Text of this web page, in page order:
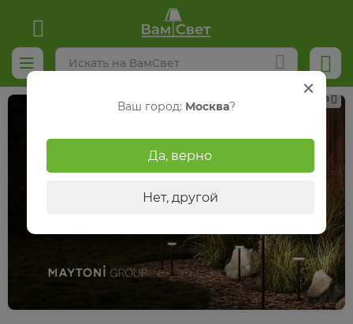
Реклама
Ваш город: Москва?
Да, верно
Нет, другой